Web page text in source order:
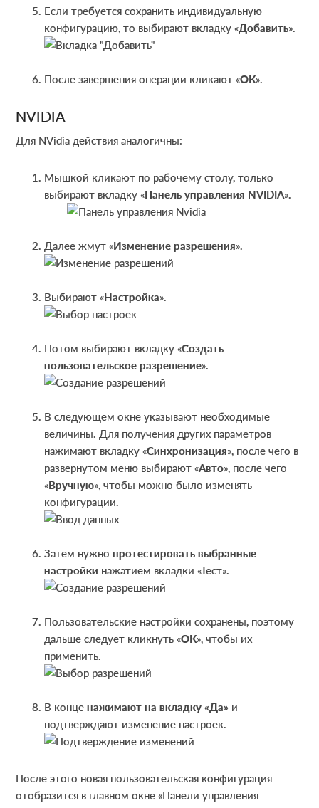
Если требуется сохранить индивидуальную
конфигурацию, то выбирают вкладку «Добавить».
После завершения операции кликают «ОК».
NVIDIA
Для NVidia действия аналогичны:
Мышкой кликают по рабочему столу, только
выбирают вкладку «Панель управления NVIDIA».
Далее жмут «Изменение разрешения».
Выбирают «Настройка».
Потом выбирают вкладку «Создать
пользовательское разрешение».
В следующем окне указывают необходимые
величины. Для получения других параметров
нажимают вкладку «Синхронизация», после чего в
развернутом меню выбирают «Авто», после чего
«Вручную», чтобы можно было изменять
конфигурации.
Затем нужнопротестировать выбранные
настройки нажатием вкладки «Тест».
Пользовательские настройки сохранены, поэтому
дальше следует кликнуть «ОК», чтобы их
применить.
В конценажимают на вкладку «Да» и
подтверждают изменение настроек.
После этого новая пользовательская конфигурация
отобразится в главном окне «Панели управления